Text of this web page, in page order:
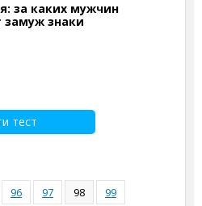
за каких мужчин
замуж знаки
тест
96 97 98
99